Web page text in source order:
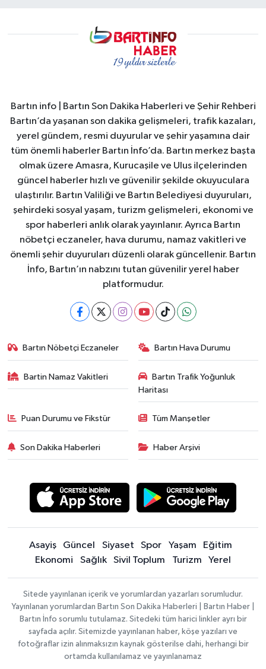
Bartın info | Bartın Son Dakika Haberleri ve Şehir Rehberi
Bartın’da yaşanan son dakika gelişmeleri, trafik kazaları,
yerel gündem, resmi duyurular ve şehir yaşamına dair
tüm önemli haberler Bartın İnfo’da. Bartın merkez başta
olmak üzere Amasra, Kurucaşile ve Ulus ilçelerinden
güncel haberler hızlı ve güvenilir şekilde okuyuculara
ulaştırılır. Bartın Valiliği ve Bartın Belediyesi duyuruları,
şehirdeki sosyal yaşam, turizm gelişmeleri, ekonomi ve
spor haberleri anlık olarak yayınlanır. Ayrıca Bartın
nöbetçi eczaneler, hava durumu, namaz vakitleri ve
önemli şehir duyuruları düzenli olarak güncellenir. Bartın
İnfo, Bartın’ın nabzını tutan güvenilir yerel haber
platformudur.
Bartın Nöbetçi Eczaneler Bartın Hava Durumu
Bartin Namaz Vakitleri
Bartın Trafik Yoğunluk
Haritası
Puan Durumu ve Fikstür Tüm Manşetler
Son Dakika Haberleri Haber Arşivi
Asayiş Güncel Siyaset Spor Yaşam
Eğitim
Ekonomi
Sağlık Sivil Toplum Turizm Yerel
Sitede yayınlanan içerik ve yorumlardan yazarları sorumludur.
Yayınlanan yorumlardan Bartın Son Dakika Haberleri | Bartın Haber |
Bartın İnfo sorumlu tutulamaz. Sitedeki tüm harici linkler ayrı bir
sayfada açılır. Sitemizde yayınlanan haber, köşe yazıları ve
fotoğraflar izin alınmaksızın kaynak gösterilse dahi, herhangi bir
ortamda kullanılamaz ve yayınlanamaz